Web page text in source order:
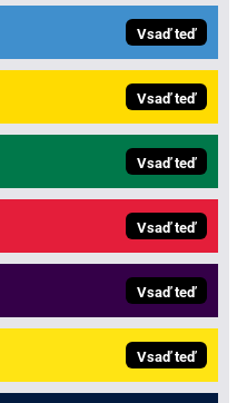
Vsaď teď
Vsaď teď
Vsaď teď
Vsaď teď
Vsaď teď
Vsaď teď